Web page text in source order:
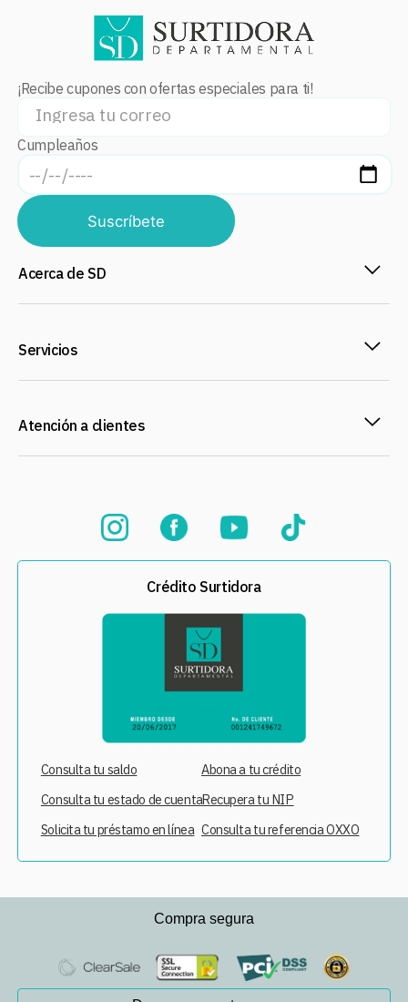
¡Recibe cupones con ofertas especiales para ti!
Cumpleaños
Suscríbete
Acerca de SD
Servicios
Atención a clientes
Crédito Surtidora
Consulta tu saldo
Consulta tu estado de cuenta
Solicita tu préstamo en línea
Abona a tu crédito
Recupera tu NIP
Consulta tu referencia OXXO
Compra segura